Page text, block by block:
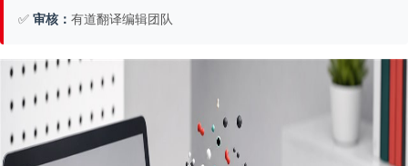
✅ 审核： 有道翻译编辑团队